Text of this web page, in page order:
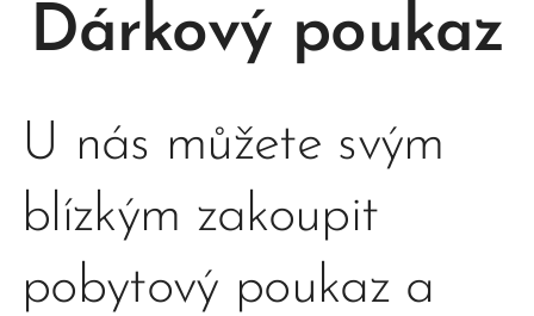
Dárkový poukaz
U nás můžete svým
blízkým zakoupit
pobytový poukaz a